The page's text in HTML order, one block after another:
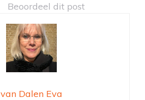
Beoordeel dit post
van Dalen Eva